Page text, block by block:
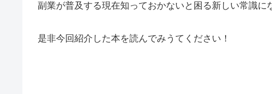
副業が普及する現在知っておかないと困る新しい常識に
是非今回紹介した本を読んでみうてください！